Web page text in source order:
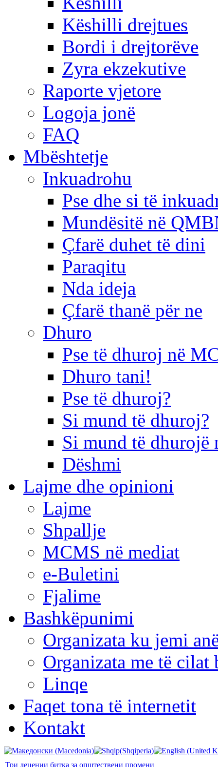
Këshilli drejtues
Bordi i drejtorëve
Zyra ekzekutive
Raporte vjetore
Logoja jonë
FAQ
Mbështetje
Inkuadrohu
Pse dhe si të
Mundësitë në
Çfarë duhet të dini
Paraqitu
Nda ideja
Çfarë thanë për ne
Dhuro
Pse të dhuroj në
Dhuro tani!
Pse të dhuroj?
Si mund të dhuroj?
Si mund të dhurojë
Dëshmi
Lajme dhe opinioni
Lajme
Shpallje
MCMS në mediat
e-Buletini
Fjalime
Bashkëpunimi
Organizata ku jemi
Organizata me të cilat
Linqe
Faqet tona të internetit
Kontakt
Три децении битка за општествени промени